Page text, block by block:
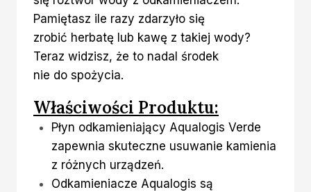
Pamiętasz ile razy zdarzyło się
zrobić herbatę lub kawę z takiej wody?
Teraz widzisz, że to nadal środek
nie do spożycia.
Właściwości Produktu:
Płyn odkamieniający Aqualogis Verde
zapewnia skuteczne usuwanie kamienia
z różnych urządzeń.
Odkamieniacze Aqualogis są